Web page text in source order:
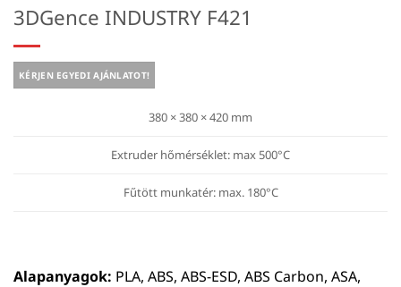
3DGence INDUSTRY F421
KÉRJEN EGYEDI AJÁNLATOT!
380 × 380 × 420 mm
Extruder hőmérséklet: max 500°C
Fűtött munkatér: max. 180°C
Alapanyagok: PLA, ABS, ABS-ESD, ABS Carbon, ASA,